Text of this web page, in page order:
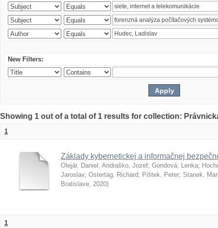
New Filters:
Showing 1 out of a total of 1 results for collection:
1
Základy kybernetickej a informačnej
Olejár, Daniel ; Andraško, Jozef; Gondová, Lenka;
Jaroslav; Ostertág, Richard; Pištek, Peter; Stanek,
Bratislave, 2020)
1